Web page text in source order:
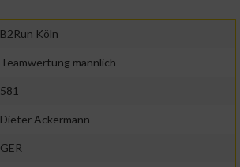
B2Run Köln
Teamwertung männlich
581
Dieter Ackermann
GER